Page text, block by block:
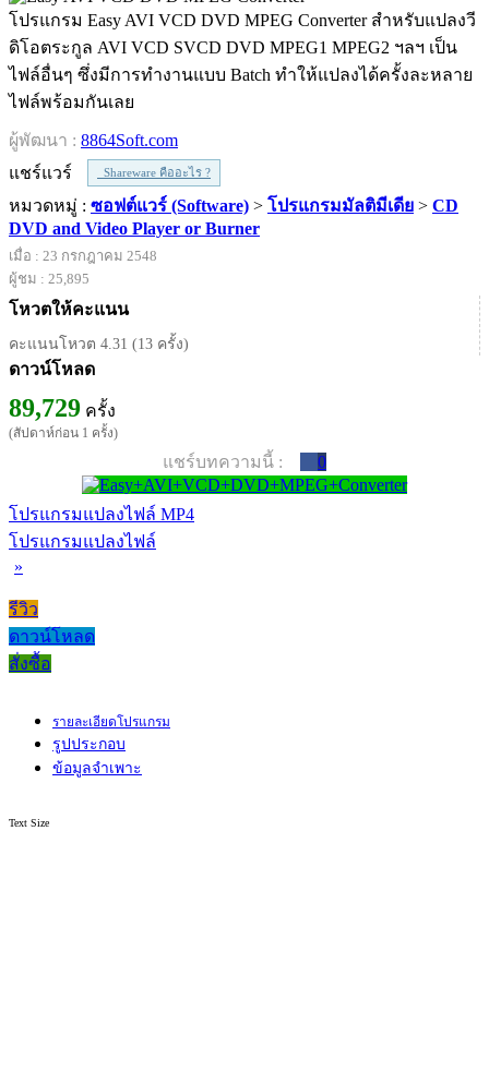
โปรแกรม Easy AVI VCD DVD MPEG Converter สำหรับแปลงวี
ดิโอตระกูล AVI VCD SVCD DVD MPEG1 MPEG2 ฯลฯ เป็น
ไฟล์อื่นๆ ซึ่งมีการทำงานแบบ Batch ทำให้แปลงได้ครั้งละหลาย
ไฟล์พร้อมกันเลย
ผู้พัฒนา : 8864Soft.com
แชร์แวร์
Shareware คืออะไร ?
หมวดหมู่ : ซอฟต์แวร์ (Software) > โปรแกรมมัลติมีเดีย > CD
DVD and Video Player or Burner
เมื่อ : 23 กรกฎาคม 2548
ผู้ชม : 25,895
โหวตให้คะแนน
คะแนนโหวต 4.31 (13 ครั้ง)
ดาวน์โหลด
89,729 ครั้ง
(สัปดาห์ก่อน 1 ครั้ง)
แชร์บทความนี้ : 0
โปรแกรมแปลงไฟล์ MP4
โปรแกรมแปลงไฟล์
»
รีวิว
ดาวน์โหลด
สั่งซื้อ
รายละเอียดโปรแกรม
รูปประกอบ
ข้อมูลจำเพาะ
Text Size